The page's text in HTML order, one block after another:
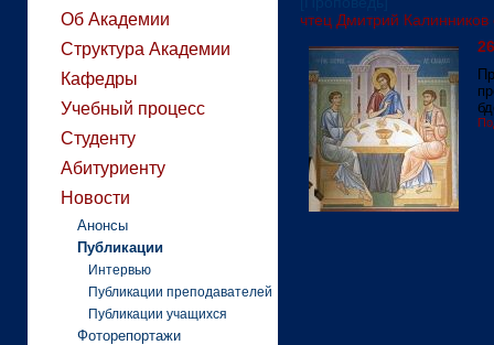
Об Академии
Структура Академии
Кафедры
Учебный процесс
Студенту
Абитуриенту
Новости
Анонсы
Публикации
Интервью
Публикации преподавателей
Публикации учащихся
Фоторепортажи
чтец Дмитрий Калинников